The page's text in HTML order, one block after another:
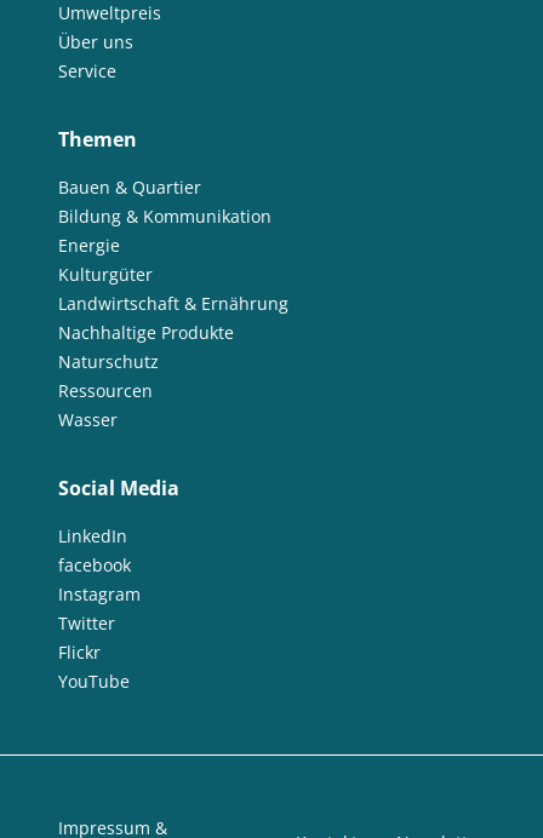
Umweltpreis
Über uns
Service
Themen
Bauen & Quartier
Bildung & Kommunikation
Energie
Kulturgüter
Landwirtschaft & Ernährung
Nachhaltige Produkte
Naturschutz
Ressourcen
Wasser
Social Media
LinkedIn
facebook
Instagram
Twitter
Flickr
YouTube
Impressum &